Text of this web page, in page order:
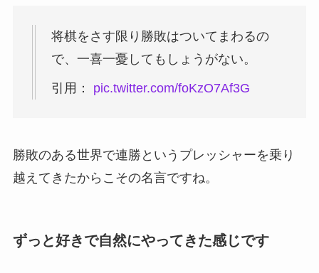
将棋をさす限り勝敗はついてまわるの
で、一喜一憂してもしょうがない。
引用： pic.twitter.com/foKzO7Af3G
勝敗のある世界で連勝というプレッシャーを乗り
越えてきたからこその名言ですね。
ずっと好きで自然にやってきた感じです